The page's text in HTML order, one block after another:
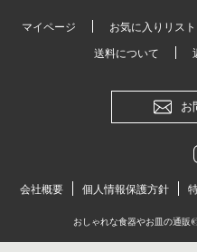
マイページ お気に入りリスト
送料について
お
会社概要 個人情報保護方針
おしゃれな食器やお皿の通販